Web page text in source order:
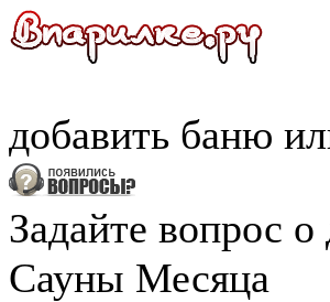
добавить баню
Задайте вопрос
Сауны Месяца